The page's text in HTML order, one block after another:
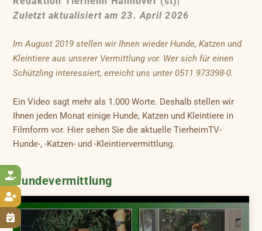



Zuletzt aktualisiert am 23. April 2026
Im August 2019 stellen wir Ihnen wieder Hunde, Katzen und
Kleintiere aus unserer Vermittlung vor. Wer sich für einen
Schützling interessiert, erreicht uns unter 0511 973398-0.
Ein Video sagt mehr als 1.000 Worte. Deshalb stellen wir
Ihnen jeden Monat einige Hunde, Katzen und Kleintiere in
Filmform vor. Hier sehen Sie die aktuelle TierheimTV-
Hunde-, -Katzen- und -Kleintiervermittlung.
Hundevermittlung